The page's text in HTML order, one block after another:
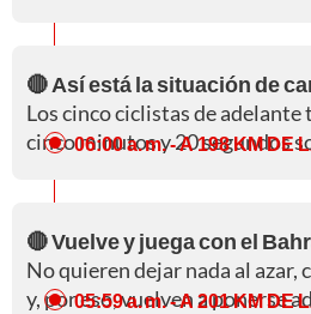
🔴 Así está la situación de
Los cinco ciclistas de
cinco minutos y 20 segundos
06:00 a. m.- A 198 KM DE
🔴 Vuelve y juega con el
No quieren dejar nada al
y, por eso, vuelven a ponerse
05:59 a. m.- A 201 KM DE